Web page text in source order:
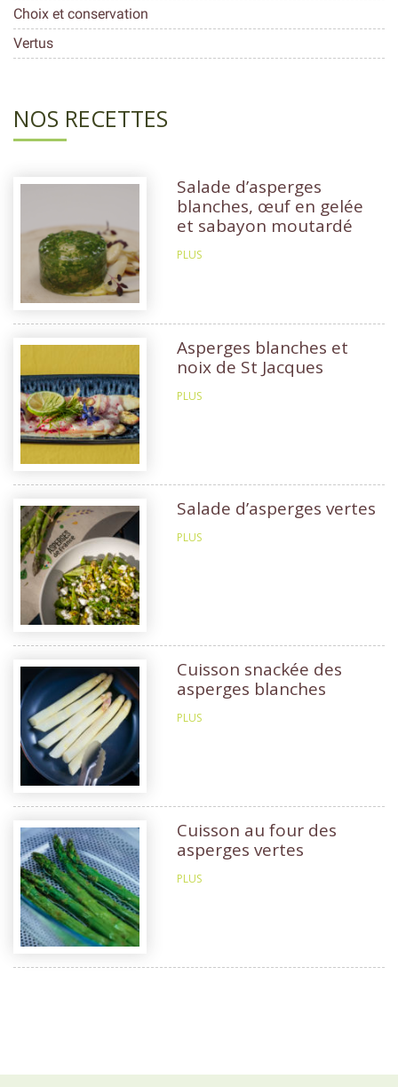
Choix et conservation
Vertus
NOS RECETTES
Salade d’asperges
blanches, œuf en gelée
et sabayon moutardé
PLUS
Asperges blanches et
noix de St Jacques
PLUS
Salade d’asperges vertes
PLUS
Cuisson snackée des
asperges blanches
PLUS
Cuisson au four des
asperges vertes
PLUS